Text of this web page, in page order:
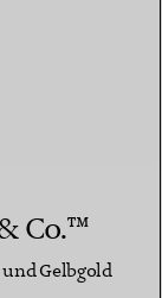
Co.™
Gelbgold